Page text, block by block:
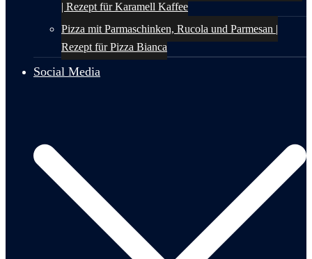
| Rezept für Karamell Kaffee
Pizza mit Parmaschinken, Rucola und Parmesan |
Rezept für Pizza Bianca
Social Media